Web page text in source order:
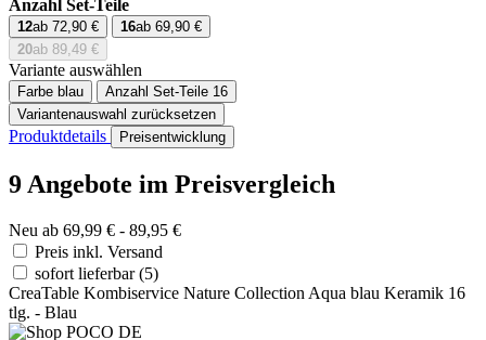
Anzahl Set-Teile
12ab 72,90 € 16ab 69,90 €
20ab 89,49 €
Variante auswählen
Farbe blau Anzahl Set-Teile 16
Variantenauswahl zurücksetzen
Produktdetails Preisentwicklung
9 Angebote im Preisvergleich
Neu ab 69,99 € - 89,95 €
Preis inkl. Versand
sofort lieferbar(5)
CreaTable Kombiservice Nature Collection Aqua blau Keramik 16
tlg. - Blau